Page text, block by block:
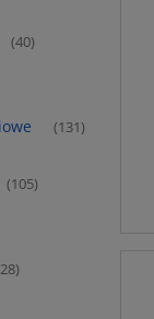
(40)
(131)
(105)